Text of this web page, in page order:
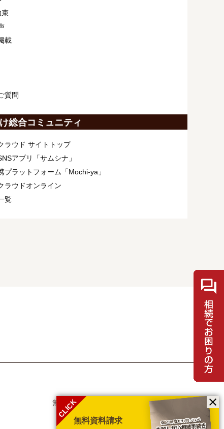
CLICK
無料資料請求
束
載
質問
総合コミュニティ
ラウド サイトトップ
アプリ「サムシナ」
プラットフォーム「Mochi-ya」
ラウドオンライン
覧
無料相談・お問合せ メディア取材 採用情報